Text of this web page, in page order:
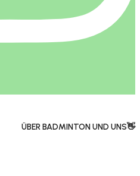
ÜBER BADMINTON UND UNS👋